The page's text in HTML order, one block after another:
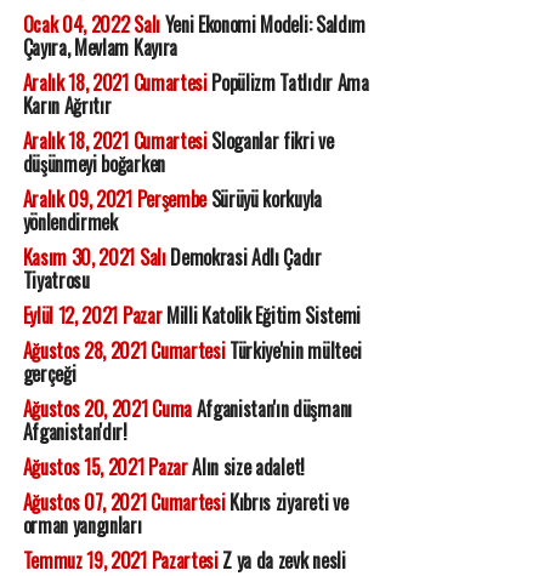
Ocak 04, 2022 SalıYeni Ekonomi Modeli: Saldım
Çayıra, Mevlam Kayıra
Aralık 18, 2021 CumartesiPopülizm Tatlıdır Ama
Karın Ağrıtır
Aralık 18, 2021 CumartesiSloganlar fikri ve
düşünmeyi boğarken
Aralık 09, 2021 PerşembeSürüyü korkuyla
yönlendirmek
Kasım 30, 2021 SalıDemokrasi Adlı Çadır
Tiyatrosu
Eylül 12, 2021 PazarMilli Katolik Eğitim Sistemi
Ağustos 28, 2021 CumartesiTürkiye'nin mülteci
gerçeği
Ağustos 20, 2021 CumaAfganistan'ın düşmanı
Afganistan'dır!
Ağustos 15, 2021 PazarAlın size adalet!
Ağustos 07, 2021 CumartesiKıbrıs ziyareti ve
orman yangınları
Temmuz 19, 2021 PazartesiZ ya da zevk nesli